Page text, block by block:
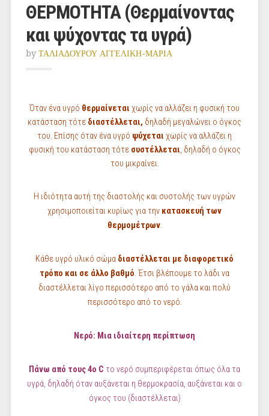
ΘΕΡΜΟΤΗΤΑ (Θερμαίνοντας
και ψύχοντας τα υγρά)
by ΤΑΛΙΑΔΟΥΡΟΥ ΑΓΓΕΛΙΚΗ-ΜΑΡΙΑ
Όταν ένα υγρό θερμαίνεται χωρίς να αλλάζει η φυσική του
κατάσταση τότε διαστέλλεται, δηλαδή μεγαλώνει ο όγκος
του. Επίσης όταν ένα υγρό ψύχεται χωρίς να αλλάζει η
φυσική του κατάσταση τότε συστέλλεται, δηλαδή ο όγκος
του μικραίνει.
Η ιδιότητα αυτή της διαστολής και συστολής των υγρών
χρησιμοποιείται κυρίως για την κατασκευή των
θερμομέτρων.
Κάθε υγρό υλικό σώμα διαστέλλεται με διαφορετικό
τρόπο και σε άλλο βαθμό. Έτσι βλέπουμε το λάδι να
διαστέλλεται λίγο περισσότερο από το γάλα και πολύ
περισσότερο από το νερό.
Νερό: Μια ιδιαίτερη περίπτωση
Πάνω από τους 4ο C το νερό συμπεριφέρεται όπως όλα τα
υγρά, δηλαδή όταν αυξάνεται η θερμοκρασία, αυξάνεται και ο
όγκος του (διαστέλλεται)